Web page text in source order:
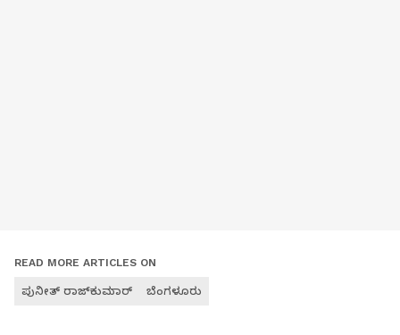
READ MORE ARTICLES ON
ಪುನೀತ್ ರಾಜ್‌ಕುಮಾರ್ ಬೆಂಗಳೂರು